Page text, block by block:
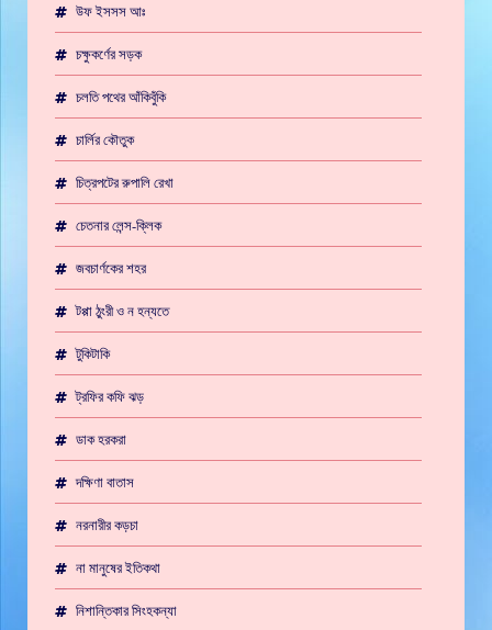
উফ ইসসস আঃ
চক্ষুকর্ণের সড়ক
চলতি পথের আঁকিবুঁকি
চার্লির কৌতুক
চিত্রপটের রুপালি রেখা
চেতনার লেন্স-ক্লিক
জবচার্ণকের শহর
টপ্পা ঠুংরী ও ন হন্যতে
টুকিটাকি
ট্রফির কফি ঝড়
ডাক হরকরা
দক্ষিণা বাতাস
নরনারীর কড়চা
না মানুষের ইতিকথা
নিশান্তিকার সিংহকন্যা